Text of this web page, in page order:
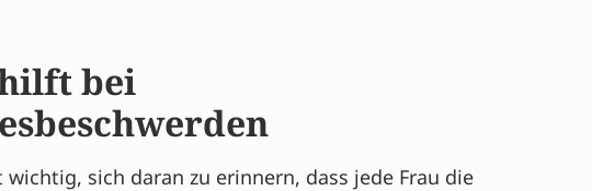
bei
wichtig, sich daran zu erinnern, dass jede Frau die